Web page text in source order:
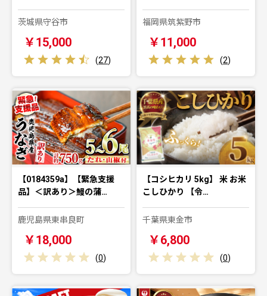
茨城県守谷市
￥15,000
(27)
福岡県筑紫野市
￥11,000
(2)
【0184359a】【緊急支援
品】＜訳あり＞鰻の蒲…
鹿児島県東串良町
￥18,000
(0)
【コシヒカリ 5kg】 米 お米
こしひかり 【令…
千葉県東金市
￥6,800
(0)